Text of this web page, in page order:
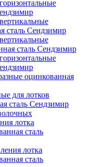
сталь Сендзимир
сталь Сендзимир
оцинкованная
для лотков
сталь Сендзимир
лотка
сталь
лотка
сталь